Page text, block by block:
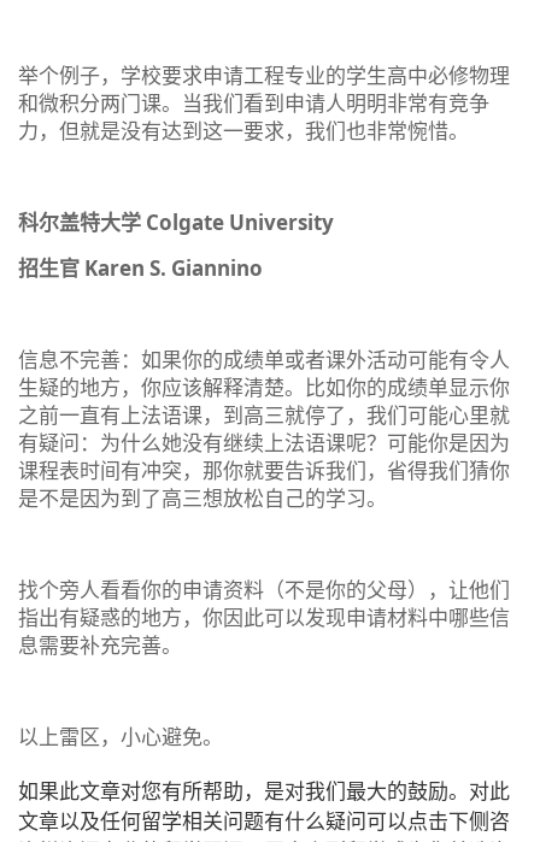
举个例子，学校要求申请工程专业的学生高中必修物理
和微积分两门课。当我们看到申请人明明非常有竞争
力，但就是没有达到这一要求，我们也非常惋惜。
科尔盖特大学 Colgate University
招生官 Karen S. Giannino
信息不完善：如果你的成绩单或者课外活动可能有令人
生疑的地方，你应该解释清楚。比如你的成绩单显示你
之前一直有上法语课，到高三就停了，我们可能心里就
有疑问：为什么她没有继续上法语课呢？可能你是因为
课程表时间有冲突，那你就要告诉我们，省得我们猜你
是不是因为到了高三想放松自己的学习。
找个旁人看看你的申请资料（不是你的父母），让他们
指出有疑惑的地方，你因此可以发现申请材料中哪些信
息需要补充完善。
以上雷区，小心避免。
如果此文章对您有所帮助，是对我们最大的鼓励。对此
文章以及任何留学相关问题有什么疑问可以点击下侧咨